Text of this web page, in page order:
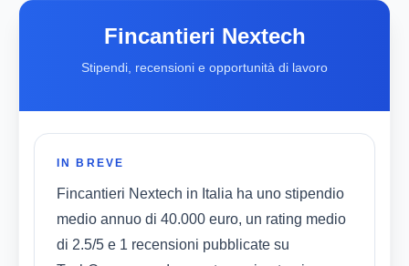
Fincantieri Nextech
Stipendi, recensioni e opportunità di lavoro
IN BREVE
Fincantieri Nextech in Italia ha uno stipendio
medio annuo di 40.000 euro, un rating medio
di 2.5/5 e 1 recensioni pubblicate su